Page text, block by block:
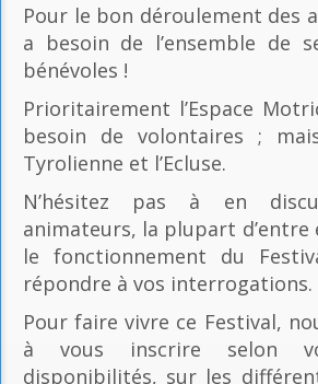
Pour le bon déroulement des
a besoin de l’ensemble de
bénévoles !
Prioritairement l’Espace
besoin de volontaires ;
Tyrolienne et l’Ecluse.
N’hésitez pas à en
animateurs, la plupart d’entre
le fonctionnement du
répondre à vos interrogations.
Pour faire vivre ce Festival,
à vous inscrire selon
disponibilités, sur les